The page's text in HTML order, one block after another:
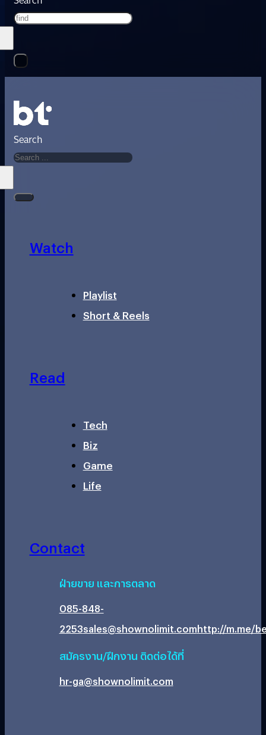
Search
Watch
Playlist
Short & Reels
Read
Tech
Biz
Game
Life
Contact
ฝ่ายขาย และการตลาด
085-848-
2253sales@shownolimit.comhttp://m.me/
สมัครงาน/ฝึกงาน ติดต่อได้ที่
hr-ga@shownolimit.com